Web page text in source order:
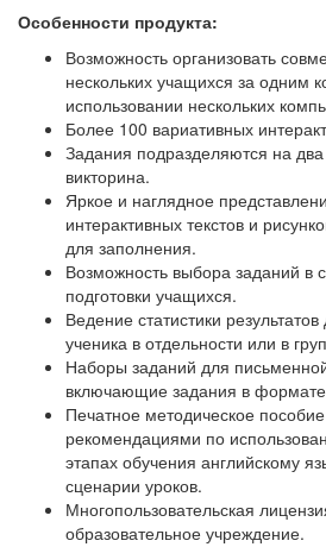
Особенности продукта:
Возможность организовать
нескольких учащихся за одним
использовании нескольких
Более 100 вариативных
Задания подразделяются на два
викторина.
Яркое и наглядное
интерактивных текстов и
для заполнения.
Возможность выбора заданий в
подготовки учащихся.
Ведение статистики
ученика в отдельности или в
Наборы заданий для
включающие задания в
Печатное методическое
рекомендациями по
этапах обучения английскому
сценарии уроков.
Многопользовательская
образовательное учреждение.